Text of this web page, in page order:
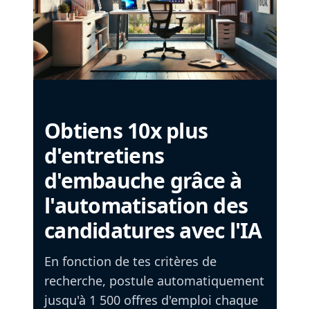
Obtiens 10x plus
d'entretiens
d'embauche grâce à
l'automatisation des
candidatures avec l'IA
En fonction de tes critères de
recherche, postule automatiquement
jusqu'à 1 500 offres d'emploi chaque